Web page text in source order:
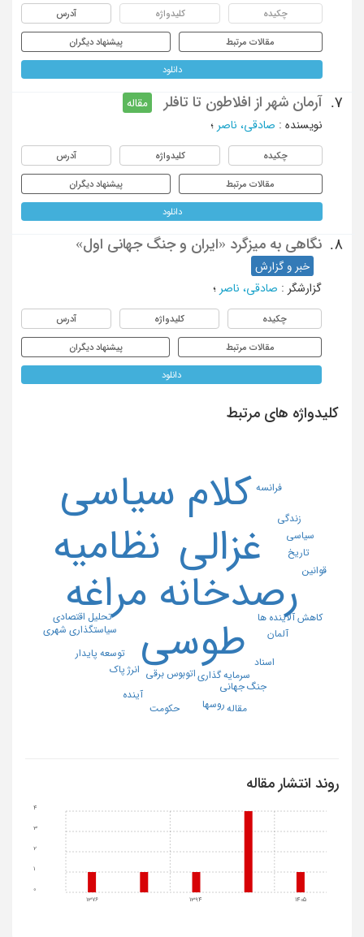
چکیده کلیدواژه آدرس
مقالات مرتبط پیشنهاد دیگران
دانلود
7. آرمان شهر از افلاطون تا تافلر
مقاله
نویسنده : صادقی، ناصر ؛
چکیده کلیدواژه آدرس
مقالات مرتبط پیشنهاد دیگران
دانلود
8. نگاهی به میزگرد «ایران و جنگ جهانی اول»
خبر و گزارش
گزارشگر : صادقی، ناصر ؛
چکیده کلیدواژه آدرس
مقالات مرتبط پیشنهاد دیگران
دانلود
کلیدواژه های مرتبط
رصدخانه مراغه
طوسی
غزالی نظامیه
کلام سیاسی
اتوبوس برقی انرژ پاک
تحلیل اقتصادی
توسعه پایدار
سرمایه گذاری
سیاستگذاری شهری
کاهش آلاینده ها
آلمان
آینده
اسناد
تاریخ
جنگ جهانی
حکومت
روسها
زندگی
سیاسی
فرانسه
قوانین
مقاله
روند انتشار مقاله
1376 1394 1405
0
1
2
3
4